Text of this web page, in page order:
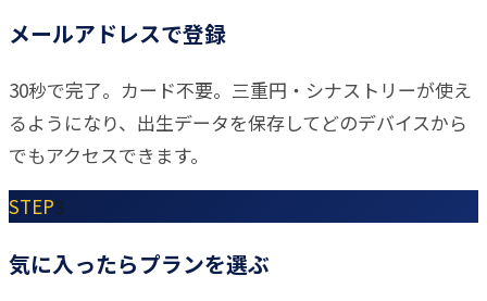
メールアドレスで登録
30秒で完了。カード不要。三重円・シナストリーが使え
るようになり、出生データを保存してどのデバイスから
でもアクセスできます。
STEP3
気に入ったらプランを選ぶ